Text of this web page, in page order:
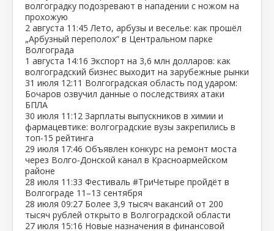
волгоградку подозревают в нападении с ножом на
прохожую
2 августа 11:45 Лето, арбузы и веселье: как прошёл
„Арбузный переполох“ в Центральном парке
Волгограда
1 августа 14:16 Экспорт на 3,6 млн долларов: как
волгоградский бизнес выходит на зарубежные рынки
31 июля 12:11 Волгоградская область под ударом:
Бочаров озвучил данные о последствиях атаки
БПЛА
30 июля 11:12 Зарплаты выпускников в химии и
фармацевтике: волгоградские вузы закрепились в
топ‑15 рейтинга
29 июля 17:46 Объявлен конкурс на ремонт моста
через Волго‑Донской канал в Красноармейском
районе
28 июля 11:33 Фестиваль #ТриЧетыре пройдёт в
Волгограде 11–13 сентября
28 июля 09:27 Более 3,9 тысяч вакансий от 200
тысяч рублей открыто в Волгоградской области
27 июля 15:16 Новые назначения в финансовой